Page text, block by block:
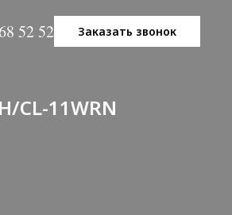
52 52 Заказать звонок
CL-11WRN